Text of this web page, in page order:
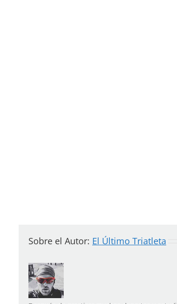
Sobre el Autor: El Último Triatleta